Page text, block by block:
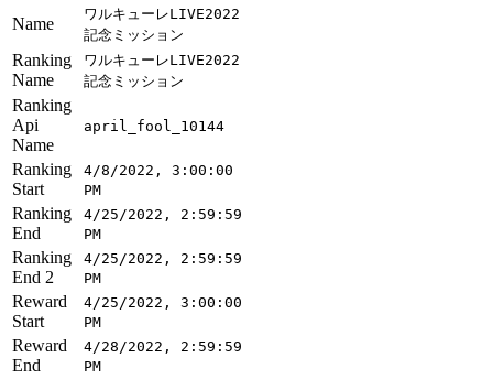
Name
ワルキューレLIVE2022
記念ミッション
Ranking
Name
ワルキューレLIVE2022
記念ミッション
Ranking
Api
Name
april_fool_10144
Ranking
Start
4/8/2022, 3:00:00
PM
Ranking
End
4/25/2022, 2:59:59
PM
Ranking
End 2
4/25/2022, 2:59:59
PM
Reward
Start
4/25/2022, 3:00:00
PM
Reward
End
4/28/2022, 2:59:59
PM